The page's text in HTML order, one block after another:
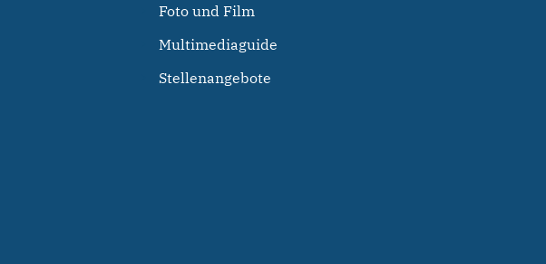
Foto und Film
Multimediaguide
Stellenangebote